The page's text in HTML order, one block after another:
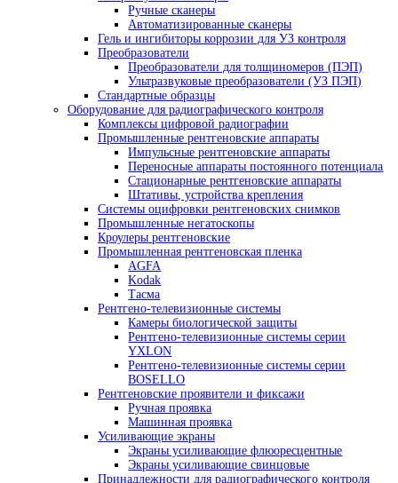
Для контроля минералов
Фазово-контрастные микроскопы
Для работы в проходящем и отраженном
Темнопольные микроскопы
ДИК микроскопы
LED-микроскопы
Китайские микроскопы
Медицинские микроскопы
Микроскопы Nexcope
Микроскопы Nikon
Приборы для ультразвукового контроля
Ультразвуковые дефектоскопы
Дефектоскопы на фазированных
Ультразвуковые толщиномеры для металла
Автоматизированные системы УЗК контроля
Оборудование для изготовления
дефектов
Ультразвуковые сканеры
Ручные сканеры
Автоматизированные сканеры
Гель и ингибиторы коррозии для УЗ
Преобразователи
Преобразователи для толщиномеров
Ультразвуковые преобразователи (УЗ
Стандартные образцы
Оборудование для радиографического контроля
Комплексы цифровой радиографии
Промышленные рентгеновские аппараты
Импульсные рентгеновские аппараты